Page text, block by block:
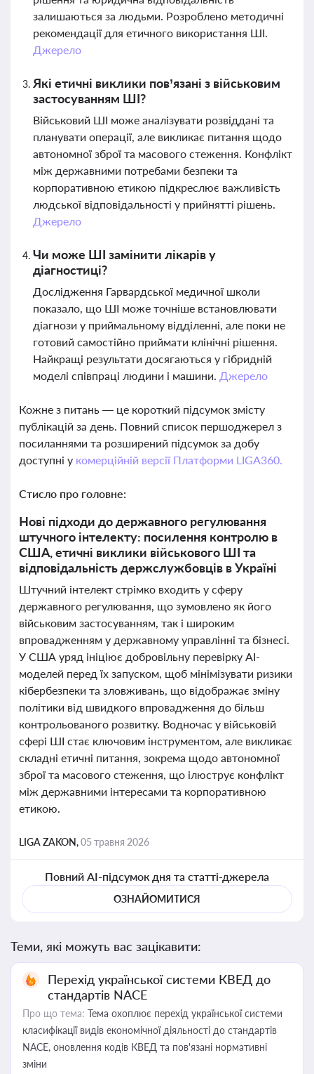
залишаються за людьми. Розроблено методичні
рекомендації для етичного використання ШІ.
Джерело
Які етичні виклики пов’язані з військовим
застосуванням ШІ?
Військовий ШІ може аналізувати розвіддані та
планувати операції, але викликає питання щодо
автономної зброї та масового стеження. Конфлікт
між державними потребами безпеки та
корпоративною етикою підкреслює важливість
людської відповідальності у прийнятті рішень.
Джерело
Чи може ШІ замінити лікарів у
діагностиці?
Дослідження Гарвардської медичної школи
показало, що ШІ може точніше встановлювати
діагнози у приймальному відділенні, але поки не
готовий самостійно приймати клінічні рішення.
Найкращі результати досягаються у гібридній
моделі співпраці людини і машини. Джерело
Кожне з питань — це короткий підсумок змісту
публікацій за день. Повний список першоджерел з
посиланнями та розширений підсумок за добу
доступні у комерційній версії Платформи LIGA360.
Стисло про головне:
Нові підходи до державного регулювання
штучного інтелекту: посилення контролю в
США, етичні виклики військового ШІ та
відповідальність держслужбовців в Україні
Штучний інтелект стрімко входить у сферу
державного регулювання, що зумовлено як його
військовим застосуванням, так і широким
впровадженням у державному управлінні та бізнесі.
У США уряд ініціює добровільну перевірку AI-
моделей перед їх запуском, щоб мінімізувати ризики
кібербезпеки та зловживань, що відображає зміну
політики від швидкого впровадження до більш
контрольованого розвитку. Водночас у військовій
сфері ШІ стає ключовим інструментом, але викликає
складні етичні питання, зокрема щодо автономної
зброї та масового стеження, що ілюструє конфлікт
між державними інтересами та корпоративною
етикою.
LIGA ZAKON,05 травня 2026
Повний AI-підсумок дня та статті-джерела
ОЗНАЙОМИТИСЯ
Теми, які можуть вас зацікавити:
Перехід української системи КВЕД до
стандартів NACE
Про що тема: Тема охоплює перехід української системи
класифікації видів економічної діяльності до стандартів
NACE, оновлення кодів КВЕД та пов'язані нормативні
зміни